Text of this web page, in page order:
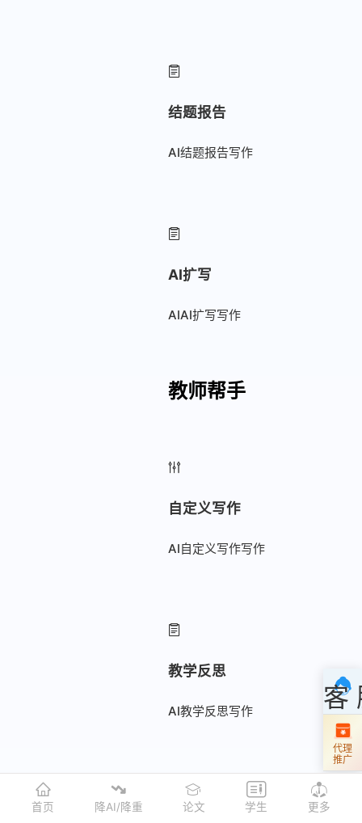
结题报告
AI结题报告写作
AI扩写
AIAI扩写写作
教师帮手
自定义写作
AI自定义写作写作
教学反思
AI教学反思写作 客
代理
推广
首页 降AI/降重 论文 学生 更多